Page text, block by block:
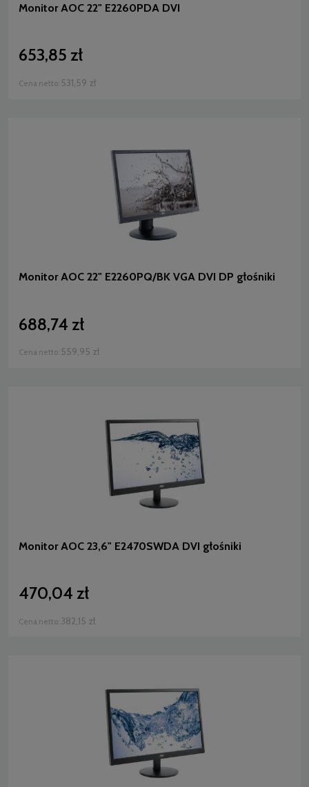
Monitor AOC 22" E2260PDA DVI
653,85 zł
Cena netto: 531,59 zł
Monitor AOC 22" E2260PQ/BK VGA DVI DP głośniki
688,74 zł
Cena netto: 559,95 zł
Monitor AOC 23,6" E2470SWDA DVI głośniki
470,04 zł
Cena netto: 382,15 zł